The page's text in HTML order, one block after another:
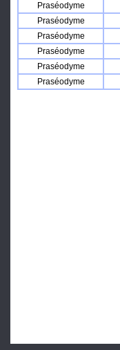
Praséodyme
Praséodyme
Praséodyme
Praséodyme
Praséodyme
Praséodyme